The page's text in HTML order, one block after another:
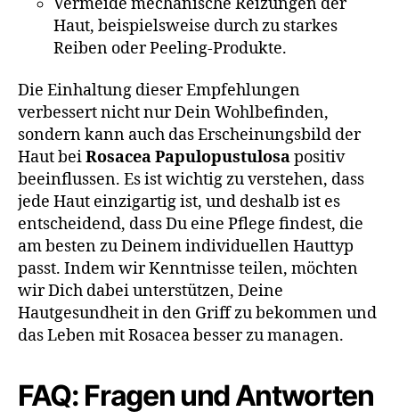
Haut, beispielsweise durch zu starkes
Reiben oder Peeling-Produkte.
Die Einhaltung dieser Empfehlungen
verbessert nicht nur Dein Wohlbefinden,
sondern kann auch das Erscheinungsbild der
Haut beiRosacea Papulopustulosapositiv
beeinflussen. Es ist wichtig zu verstehen, dass
jede Haut einzigartig ist, und deshalb ist es
entscheidend, dass Du eine Pflege findest, die
am besten zu Deinem individuellen Hauttyp
passt. Indem wir Kenntnisse teilen, möchten
wir Dich dabei unterstützen, Deine
Hautgesundheit in den Griff zu bekommen und
das Leben mit Rosacea besser zu managen.
FAQ: Fragen und Antworten